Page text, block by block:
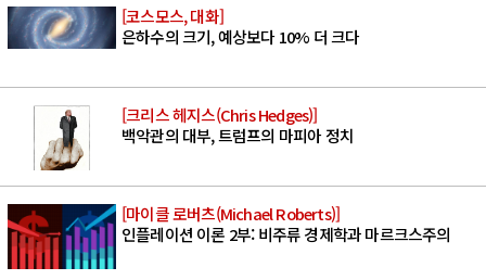
[코스모스, 대화]
은하수의 크기, 예상보다 10% 더 크다
[크리스 헤지스(Chris Hedges)]
백악관의 대부, 트럼프의 마피아 정치
[마이클 로버츠(Michael Roberts)]
인플레이션 이론 2부: 비주류 경제학과 마르크스주의